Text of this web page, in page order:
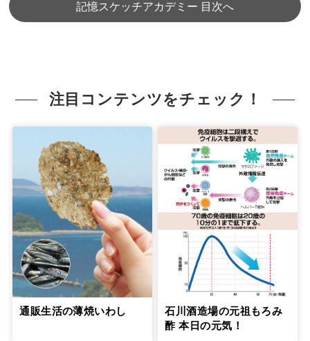
記憶スケッチアカデミー 目次へ
注目コンテンツをチェック！
通販生活の薄焼いわし
石川酒造場の元祖もろみ
酢 本日の元気！